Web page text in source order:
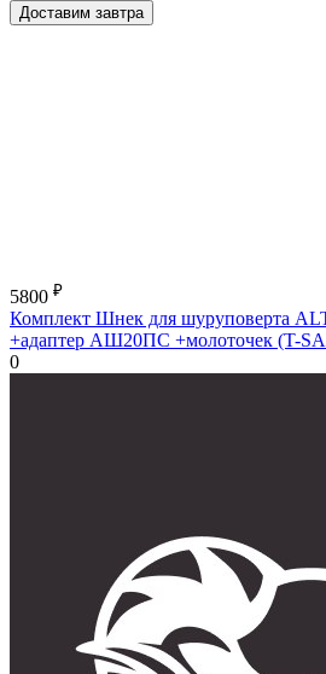
Доставим завтра
5800 ₽
Комплект Шнек для шуруповерта
+адаптер АШ20ПС +молоточек (T-
0